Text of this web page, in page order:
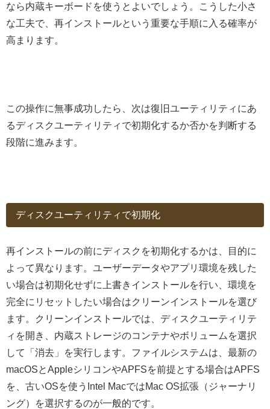
なら内蔵キーボードを使うとよいでしょう。こうした小さ
な工夫で、再インストールという重要な手順に入る確率が
高まります。
この操作に無事成功したら、次は復旧ユーティリティにあ
るディスクユーティリティで初期化するか否かを判断する
段階に進みます。
ディスクユーティリティで初期化
再インストールの前にディスクを初期化するかは、目的に
よって異なります。ユーザーデータやアプリ環境を残した
い場合は初期化せずに上書きインストールを行い、環境を
完全にリセットしたい場合はクリーンインストールを選び
ます。クリーンインストールでは、ディスクユーティリテ
ィを開き、内蔵ストレージのコンテナやボリュームを選択
して「消去」を実行します。ファイルシステムは、最新の
macOSとAppleシリコンやAPFSを前提とする場合はAPFS
を、古いOSを使うIntel MacではMac OS拡張（ジャーナリ
ング）を選択するのが一般的です。